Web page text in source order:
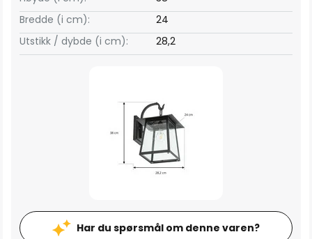
Bredde (i cm): 24
Utstikk / dybde (i cm): 28,2
Har du spørsmål om denne varen?